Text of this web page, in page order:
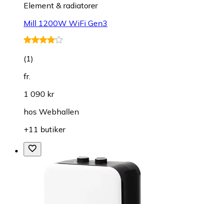
Element & radiatorer
Mill 1200W WiFi Gen3
(1)
fr.
1 090 kr
hos Webhallen
+11 butiker